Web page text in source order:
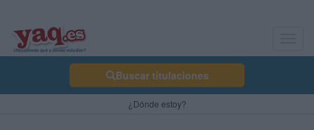
Buscar titulaciones
¿Dónde estoy?